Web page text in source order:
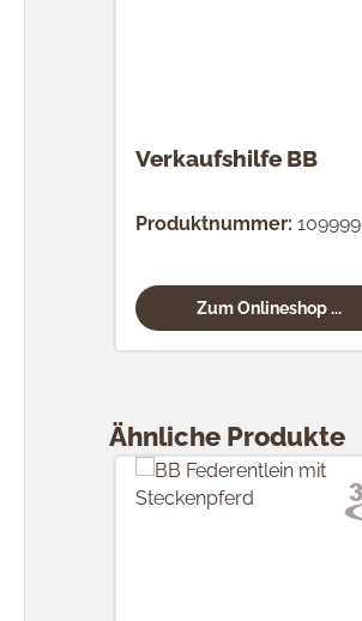
Verkaufshilfe BB
Produktnummer: 109999
Zum Onlineshop ...
Ähnliche Produkte